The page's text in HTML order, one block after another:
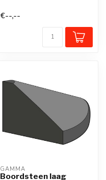
€--,--
GAMMA
Boordsteen laag